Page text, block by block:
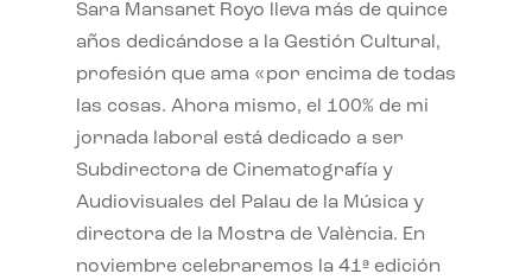
Sara Mansanet Royo lleva más de quince
años dedicándose a la Gestión Cultural,
profesión que ama «por encima de todas
las cosas. Ahora mismo, el 100% de mi
jornada laboral está dedicado a ser
Subdirectora de Cinematografía y
Audiovisuales del Palau de la Música y
directora de la Mostra de València. En
noviembre celebraremos la 41ª edición